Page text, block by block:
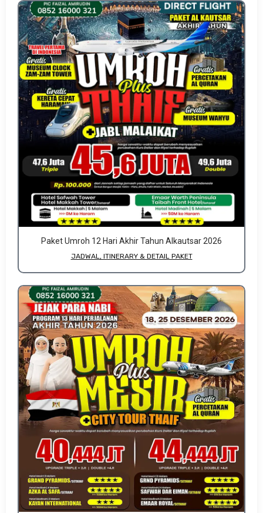
Paket Umroh 12 Hari Akhir Tahun Alkautsar 2026
JADWAL, ITINERARY & DETAIL PAKET